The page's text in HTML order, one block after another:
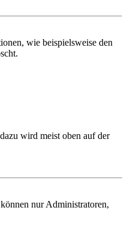
wie beispielsweise den
wird meist oben auf der
nur Administratoren,